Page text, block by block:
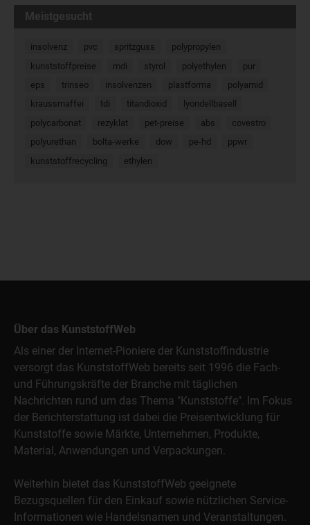
Meistgesucht
insolvenz pvc spritzguss
polypropylen
kunststoffpreise
mdi styrol polyethylen
pur
eps
trinseo insolvenzen plastforma
polyamid
kraussmaffei
tdi titandioxid
lyondellbasell
polycarbonat
rezyklat pet-preise abs
covestro
polyurethan
bolta-werke dow pe-hd
ppwr
kunststoffrecycling
ethylen
Über das KunststoffWeb
Als einer der Internet-Pioniere der Kunststoffindustrie
versorgt das KunststoffWeb bereits seit 1996 die Fach-
und Führungskräfte der Branche mit täglichen
Nachrichten rund um das Thema "Kunststoffe". Im Fokus
der Berichterstattung ist dabei die Preisentwicklung für
Kunststoffe sowie Märkte, Unternehmen, Produkte,
Material, Anwendungen und Verpackungen.
Weiterhin bietet das KunststoffWeb geeignete
Bezugsquellen für den Einkauf sowie nützlichen Service-
Informationen wie Handelsnamen und Veranstaltungen.